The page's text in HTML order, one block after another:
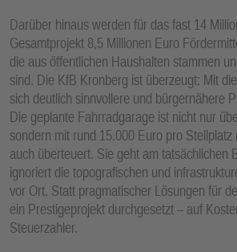
Darüber hinaus werden für das fast 14
Gesamtprojekt 8,5 Millionen Euro
die aus öffentlichen Haushalten stammen
sind. Die KfB Kronberg ist überzeugt: Mit
sich deutlich sinnvollere und bürgernähere
Die geplante Fahrradgarage ist nicht nur
sondern mit rund 15.000 Euro pro
auch überteuert. Sie geht am tatsächlichen
ignoriert die topografischen und
vor Ort. Statt pragmatischer Lösungen für
ein Prestigeprojekt durchgesetzt – auf
Steuerzahler.